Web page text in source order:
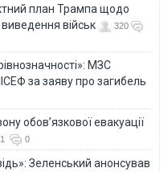
план Трампа щодо
військ
320
МЗС
за заяву про загибель
обов’язкової евакуації
0
Зеленський анонсував